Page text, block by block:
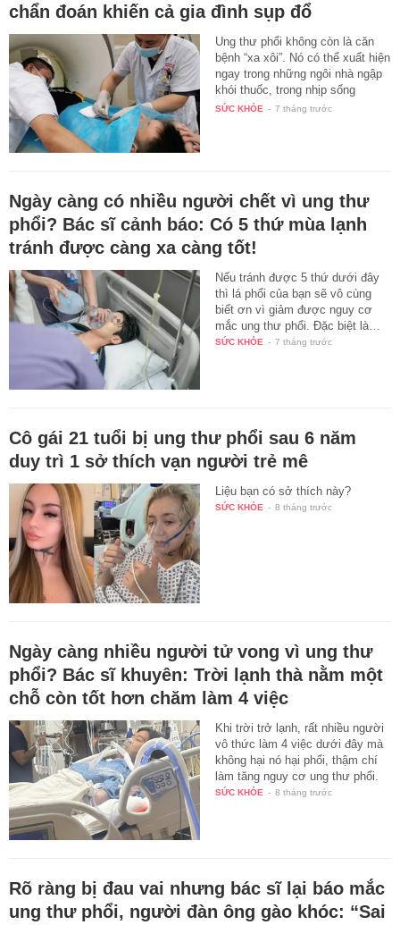
chẩn đoán khiến cả gia đình sụp đổ
Ung thư phổi không còn là căn
bệnh “xa xôi”. Nó có thể xuất hiện
ngay trong những ngôi nhà ngập
khói thuốc, trong nhịp sống
căng…
SỨC KHỎE - 7 tháng trước
Ngày càng có nhiều người chết vì ung thư
phổi? Bác sĩ cảnh báo: Có 5 thứ mùa lạnh
tránh được càng xa càng tốt!
Nếu tránh được 5 thứ dưới đây
thì lá phổi của bạn sẽ vô cùng
biết ơn vì giảm được nguy cơ
mắc ung thư phổi. Đặc biệt là…
SỨC KHỎE - 7 tháng trước
Cô gái 21 tuổi bị ung thư phổi sau 6 năm
duy trì 1 sở thích vạn người trẻ mê
Liệu bạn có sở thích này?
SỨC KHỎE - 8 tháng trước
Ngày càng nhiều người tử vong vì ung thư
phổi? Bác sĩ khuyên: Trời lạnh thà nằm một
chỗ còn tốt hơn chăm làm 4 việc
Khi trời trở lạnh, rất nhiều người
vô thức làm 4 việc dưới đây mà
không hại nó hại phổi, thậm chí
làm tăng nguy cơ ung thư phổi.
SỨC KHỎE - 8 tháng trước
Rõ ràng bị đau vai nhưng bác sĩ lại báo mắc
ung thư phổi, người đàn ông gào khóc: “Sai